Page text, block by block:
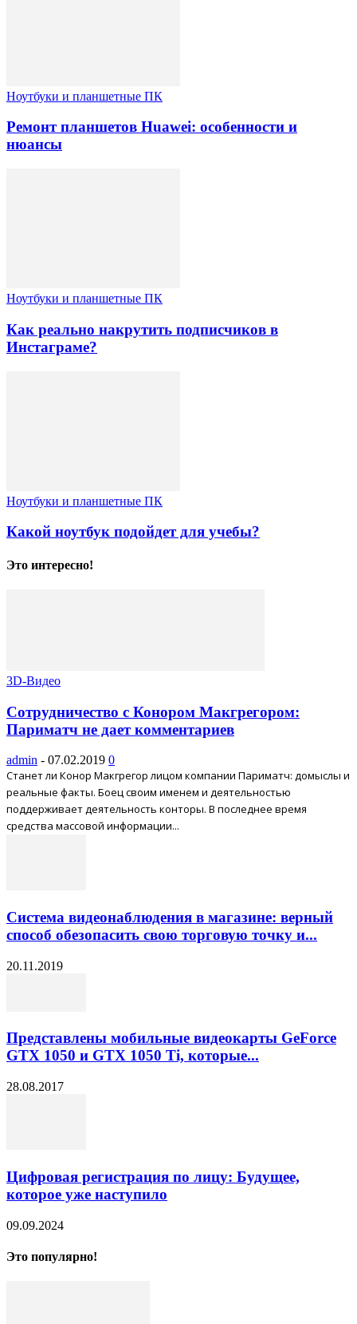
Ноутбуки и планшетные ПК
Ремонт планшетов Huawei: особенности и
нюансы
Ноутбуки и планшетные ПК
Как реально накрутить подписчиков в
Инстаграме?
Ноутбуки и планшетные ПК
Какой ноутбук подойдет для учебы?
Это интересно!
3D-Видео
Сотрудничество с Конором Макгрегором:
Париматч не дает комментариев
admin - 07.02.2019 0
Станет ли Конор Макгрегор лицом компании Париматч: домыслы и
реальные факты. Боец своим именем и деятельностью
поддерживает деятельность конторы. В последнее время
средства массовой информации...
Система видеонаблюдения в магазине: верный
способ обезопасить свою торговую точку и...
20.11.2019
Представлены мобильные видеокарты GeForce
GTX 1050 и GTX 1050 Ti, которые...
28.08.2017
Цифровая регистрация по лицу: Будущее,
которое уже наступило
09.09.2024
Это популярно!